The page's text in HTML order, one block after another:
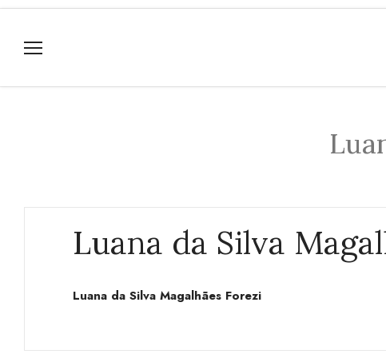
Luana da Silva
Luana da Silva Magalhães Forezi